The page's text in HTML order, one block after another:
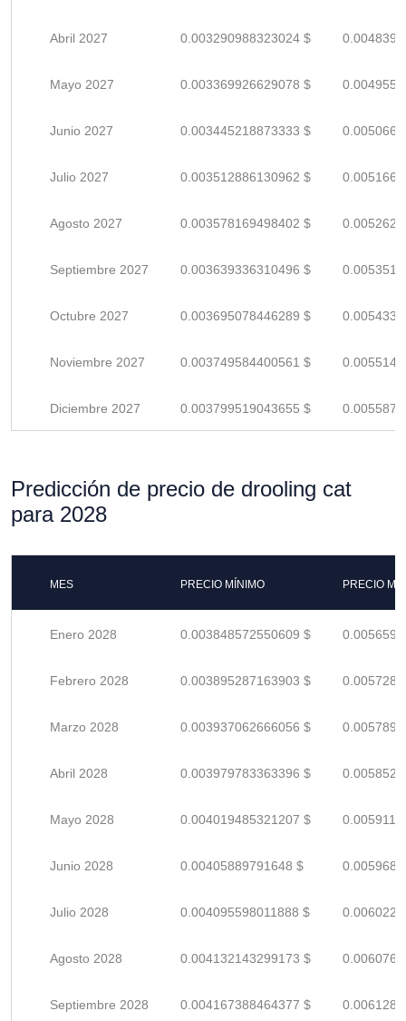
Abril 2027 0.003290988323024 $
Mayo 2027 0.003369926629078 $
Junio 2027 0.003445218873333 $
Julio 2027 0.003512886130962 $
Agosto 2027 0.003578169498402 $
Septiembre 2027 0.003639336310496 $
Octubre 2027 0.003695078446289 $
Noviembre 2027 0.003749584400561 $
Diciembre 2027 0.003799519043655 $
Predicción de precio de drooling cat
para 2028
MES PRECIO MÍNIMO PRECIO
Enero 2028 0.003848572550609 $
Febrero 2028 0.003895287163903 $
Marzo 2028 0.003937062666056 $
Abril 2028 0.003979783363396 $
Mayo 2028 0.004019485321207 $
Junio 2028 0.00405889791648 $
Julio 2028 0.004095598011888 $
Agosto 2028 0.004132143299173 $
Septiembre 2028 0.004167388464377 $